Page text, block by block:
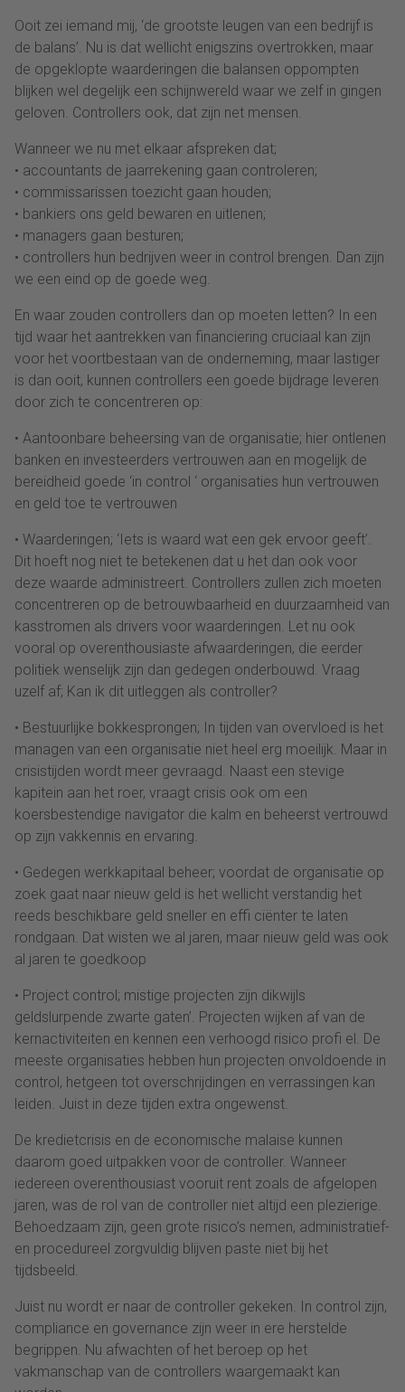
Ooit zei iemand mij, ‘de grootste leugen van een bedrijf is
de balans’. Nu is dat wellicht enigszins overtrokken, maar
de opgeklopte waarderingen die balansen oppompten
blijken wel degelijk een schijnwereld waar we zelf in gingen
geloven. Controllers ook, dat zijn net mensen.
Wanneer we nu met elkaar afspreken dat;
• accountants de jaarrekening gaan controleren;
• commissarissen toezicht gaan houden;
• bankiers ons geld bewaren en uitlenen;
• managers gaan besturen;
• controllers hun bedrijven weer in control brengen. Dan zijn
we een eind op de goede weg.
En waar zouden controllers dan op moeten letten? In een
tijd waar het aantrekken van financiering cruciaal kan zijn
voor het voortbestaan van de onderneming, maar lastiger
is dan ooit, kunnen controllers een goede bijdrage leveren
door zich te concentreren op:
• Aantoonbare beheersing van de organisatie; hier ontlenen
banken en investeerders vertrouwen aan en mogelijk de
bereidheid goede ‘in control ‘ organisaties hun vertrouwen
en geld toe te vertrouwen
• Waarderingen; ‘Iets is waard wat een gek ervoor geeft’.
Dit hoeft nog niet te betekenen dat u het dan ook voor
deze waarde administreert. Controllers zullen zich moeten
concentreren op de betrouwbaarheid en duurzaamheid van
kasstromen als drivers voor waarderingen. Let nu ook
vooral op overenthousiaste afwaarderingen, die eerder
politiek wenselijk zijn dan gedegen onderbouwd. Vraag
uzelf af; Kan ik dit uitleggen als controller?
• Bestuurlijke bokkesprongen; In tijden van overvloed is het
managen van een organisatie niet heel erg moeilijk. Maar in
crisistijden wordt meer gevraagd. Naast een stevige
kapitein aan het roer, vraagt crisis ook om een
koersbestendige navigator die kalm en beheerst vertrouwd
op zijn vakkennis en ervaring.
• Gedegen werkkapitaal beheer; voordat de organisatie op
zoek gaat naar nieuw geld is het wellicht verstandig het
reeds beschikbare geld sneller en effi ciënter te laten
rondgaan. Dat wisten we al jaren, maar nieuw geld was ook
al jaren te goedkoop
• Project control; mistige projecten zijn dikwijls
geldslurpende zwarte gaten’. Projecten wijken af van de
kernactiviteiten en kennen een verhoogd risico profi el. De
meeste organisaties hebben hun projecten onvoldoende in
control, hetgeen tot overschrijdingen en verrassingen kan
leiden. Juist in deze tijden extra ongewenst.
De kredietcrisis en de economische malaise kunnen
daarom goed uitpakken voor de controller. Wanneer
iedereen overenthousiast vooruit rent zoals de afgelopen
jaren, was de rol van de controller niet altijd een plezierige.
Behoedzaam zijn, geen grote risico’s nemen, administratief-
en procedureel zorgvuldig blijven paste niet bij het
tijdsbeeld.
Juist nu wordt er naar de controller gekeken. In control zijn,
compliance en governance zijn weer in ere herstelde
begrippen. Nu afwachten of het beroep op het
vakmanschap van de controllers waargemaakt kan